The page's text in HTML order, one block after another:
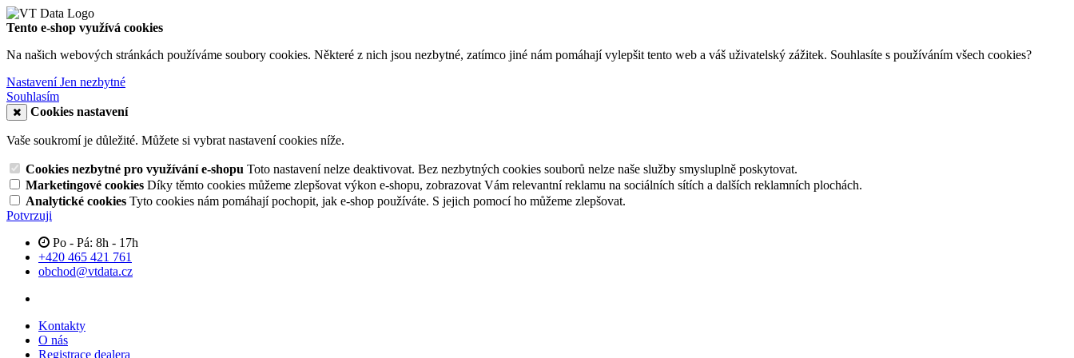
Tento e-shop využívá cookies
Na našich webových stránkách používáme soubory cookies. Některé z nich jsou nezbytné, zatímco jiné nám pomáhají vylepšit tento web a váš uživatelský zážitek. Souhlasíte s používáním všech cookies?
NastaveníJen nezbytné
Souhlasím
Cookies nastavení
Vaše soukromí je důležité. Můžete si vybrat nastavení cookies níže.
Cookies nezbytné pro využívání e-shopu Toto nastavení nelze deaktivovat. Bez nezbytných cookies souborů nelze naše služby smysluplně poskytovat.
Marketingové cookies Díky těmto cookies můžeme zlepšovat výkon e-shopu, zobrazovat Vám relevantní reklamu na sociálních sítích a dalších reklamních plochách.
Analytické cookies Tyto cookies nám pomáhají pochopit, jak e-shop používáte. S jejich pomocí ho můžeme zlepšovat.
Potvrzuji
Po - Pá: 8h - 17h
+420 465 421 761
obchod@vtdata.cz
Kontakty
O nás
Registrace dealera